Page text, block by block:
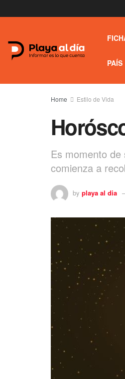
PAÍS
Home Estilo de Vida
Es momento
comienza a
by playa al dia